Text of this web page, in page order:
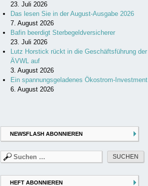
23. Juli 2026
Das lesen Sie in der August-Ausgabe 2026
7. August 2026
Bafin beerdigt Sterbegeldversicherer
23. Juli 2026
Lutz Horstick rückt in die Geschäftsführung der
ÄVWL auf
3. August 2026
Ein spannungsgeladenes Ökostrom-Investment
6. August 2026
NEWSFLASH ABONNIEREN
Suchen
nach:
HEFT ABONNIEREN